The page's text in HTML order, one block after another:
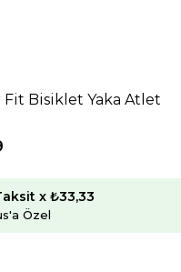
Bisiklet Yaka Atlet
x ₺33,33
Özel